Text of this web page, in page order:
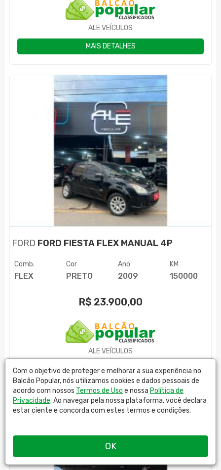
ALE VEÍCULOS
MAIS DETALHES
FORD FORD FIESTA FLEX MANUAL 4P
Comb.
FLEX
Cor
PRETO
Ano
2009
KM
150000
R$ 23.900,00
ALE VEÍCULOS
MAIS DETALHES
Com o objetivo de proteger e melhorar a sua experiência no
Balcão Popular, nós utilizamos cookies e dados pessoais de
acordo com nossos Termos de Uso e nossa Política de
Privacidade. Ao navegar pela nossa plataforma, você declara
estar ciente e concorda com estes termos e condições.
OK